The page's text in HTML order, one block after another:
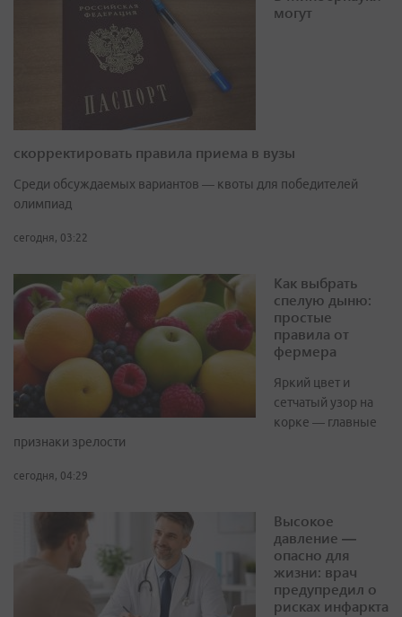
могут
скорректировать правила приема в вузы
Среди обсуждаемых вариантов — квоты для победителей
олимпиад
сегодня, 03:22
Как выбрать
спелую дыню:
простые
правила от
фермера
Яркий цвет и
сетчатый узор на
корке — главные
признаки зрелости
сегодня, 04:29
Высокое
давление —
опасно для
жизни: врач
предупредил о
рисках инфаркта